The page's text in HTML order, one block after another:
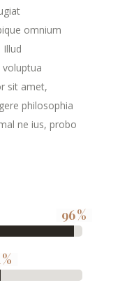
omnium
. Illud
sit amet,
philosophia
ne ius, probo
96